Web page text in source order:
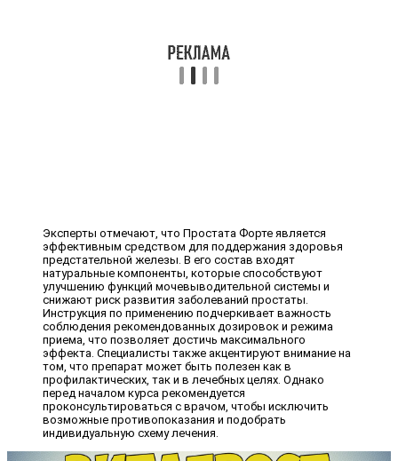
Эксперты отмечают, что Простата Форте является
эффективным средством для поддержания здоровья
предстательной железы. В его состав входят
натуральные компоненты, которые способствуют
улучшению функций мочевыводительной системы и
снижают риск развития заболеваний простаты.
Инструкция по применению подчеркивает важность
соблюдения рекомендованных дозировок и режима
приема, что позволяет достичь максимального
эффекта. Специалисты также акцентируют внимание на
том, что препарат может быть полезен как в
профилактических, так и в лечебных целях. Однако
перед началом курса рекомендуется
проконсультироваться с врачом, чтобы исключить
возможные противопоказания и подобрать
индивидуальную схему лечения.